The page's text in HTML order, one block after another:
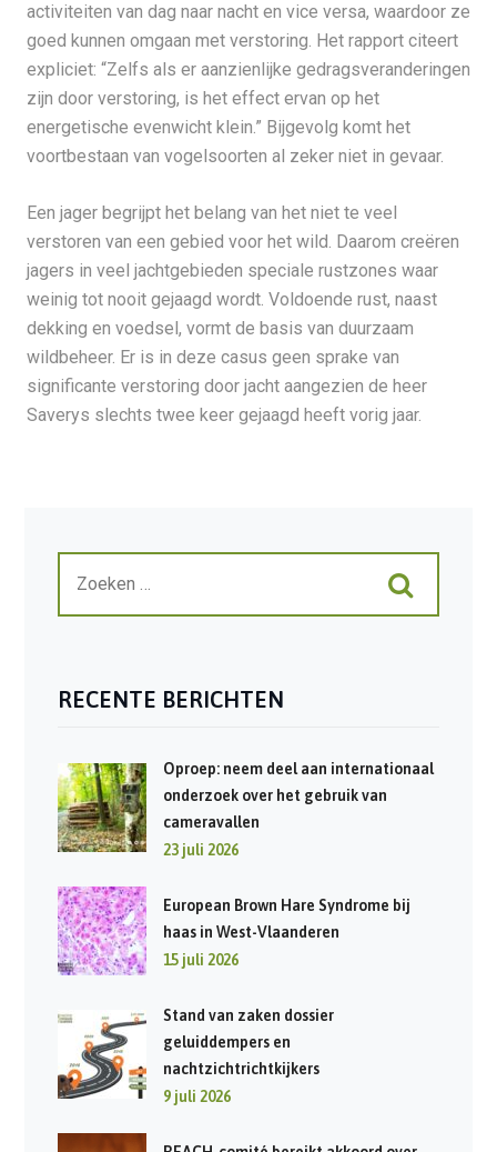
activiteiten van dag naar nacht en vice versa, waardoor ze
goed kunnen omgaan met verstoring. Het rapport citeert
expliciet: “Zelfs als er aanzienlijke gedragsveranderingen
zijn door verstoring, is het effect ervan op het
energetische evenwicht klein.” Bijgevolg komt het
voortbestaan van vogelsoorten al zeker niet in gevaar.
Een jager begrijpt het belang van het niet te veel
verstoren van een gebied voor het wild. Daarom creëren
jagers in veel jachtgebieden speciale rustzones waar
weinig tot nooit gejaagd wordt. Voldoende rust, naast
dekking en voedsel, vormt de basis van duurzaam
wildbeheer. Er is in deze casus geen sprake van
significante verstoring door jacht aangezien de heer
Saverys slechts twee keer gejaagd heeft vorig jaar.
RECENTE BERICHTEN
Oproep: neem deel aan internationaal
onderzoek over het gebruik van
cameravallen
23 juli 2026
European Brown Hare Syndrome bij
haas in West-Vlaanderen
15 juli 2026
Stand van zaken dossier
geluiddempers en
nachtzichtrichtkijkers
9 juli 2026